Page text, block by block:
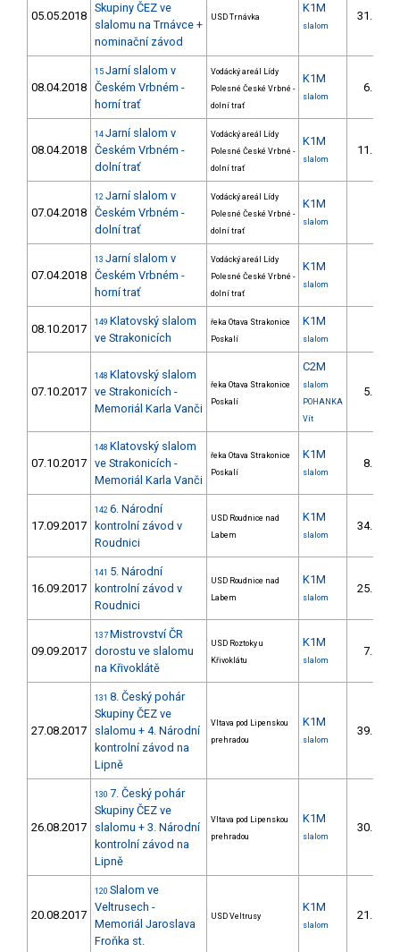
05.05.2018
Skupiny ČEZ ve
slalomu na Trnávce +
nominační závod
USD Trnávka
K1M
slalom
31.
08.04.2018
15 Jarní slalom v
Českém Vrbném -
horní trať
Vodácký areál Lídy
Polesné České Vrbné -
dolní trať
K1M
slalom
6.
08.04.2018
14 Jarní slalom v
Českém Vrbném -
dolní trať
Vodácký areál Lídy
Polesné České Vrbné -
dolní trať
K1M
slalom
11.
07.04.2018
12 Jarní slalom v
Českém Vrbném -
dolní trať
Vodácký areál Lídy
Polesné České Vrbné -
dolní trať
K1M
slalom
07.04.2018
13 Jarní slalom v
Českém Vrbném -
horní trať
Vodácký areál Lídy
Polesné České Vrbné -
dolní trať
K1M
slalom
08.10.2017 149 Klatovský slalom
ve Strakonicích
řeka Otava Strakonice
Poskalí
K1M
slalom
07.10.2017
148 Klatovský slalom
ve Strakonicích -
Memoriál Karla Vanči
řeka Otava Strakonice
Poskalí
C2M
slalom
POHANKA
Vít
5.
07.10.2017
148 Klatovský slalom
ve Strakonicích -
Memoriál Karla Vanči
řeka Otava Strakonice
Poskalí
K1M
slalom
8.
17.09.2017
142 6. Národní
kontrolní závod v
Roudnici
USD Roudnice nad
Labem
K1M
slalom
34.
16.09.2017
141 5. Národní
kontrolní závod v
Roudnici
USD Roudnice nad
Labem
K1M
slalom
25.
09.09.2017
137 Mistrovství ČR
dorostu ve slalomu
na Křivoklátě
USD Roztoky u
Křivoklátu
K1M
slalom
7.
27.08.2017
131 8. Český pohár
Skupiny ČEZ ve
slalomu + 4. Národní
kontrolní závod na
Lipně
Vltava pod Lipenskou
prehradou
K1M
slalom
39.
26.08.2017
130 7. Český pohár
Skupiny ČEZ ve
slalomu + 3. Národní
kontrolní závod na
Lipně
Vltava pod Lipenskou
prehradou
K1M
slalom
30.
20.08.2017
120 Slalom ve
Veltrusech -
Memoriál Jaroslava
Froňka st.
USD Veltrusy
K1M
slalom
21.